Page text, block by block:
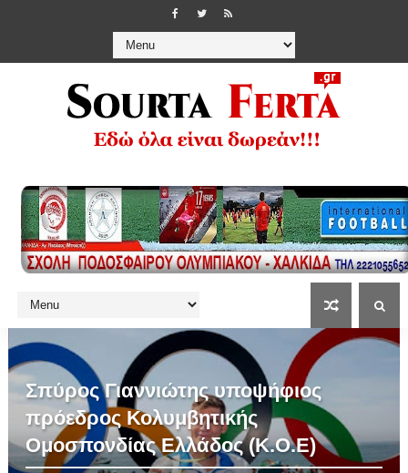
Σπύρος Γιαννιώτης υποψήφιος
πρόεδρος Κολυμβητικής
Ομοσπονδίας Ελλάδος (Κ.Ο.Ε)